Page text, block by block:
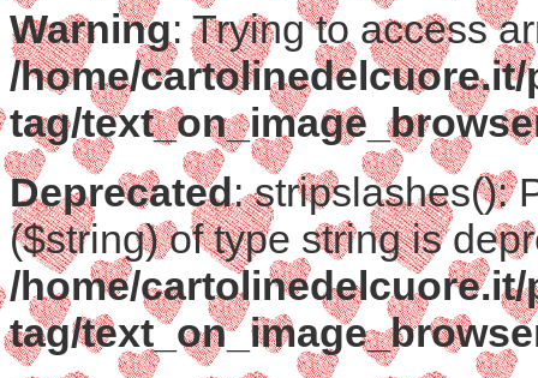
Warning: Trying to access
/home/
tag/
Deprecated: stripslashes():
($string) of type string is
/home/
tag/